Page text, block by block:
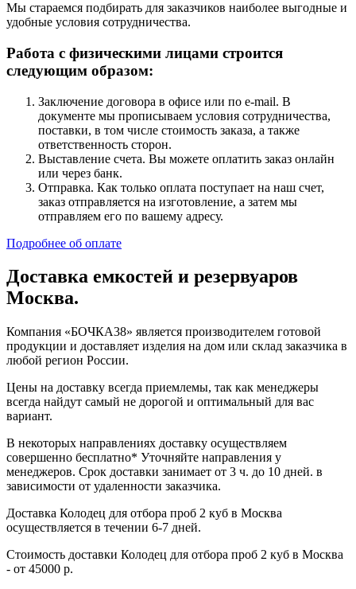
Мы стараемся подбирать для заказчиков наиболее выгодные и
удобные условия сотрудничества.
Работа с физическими лицами строится
следующим образом:
Заключение договора в офисе или по e-mail. В
документе мы прописываем условия сотрудничества,
поставки, в том числе стоимость заказа, а также
ответственность сторон.
Выставление счета. Вы можете оплатить заказ онлайн
или через банк.
Отправка. Как только оплата поступает на наш счет,
заказ отправляется на изготовление, а затем мы
отправляем его по вашему адресу.
Подробнее об оплате
Доставка емкостей и резервуаров
Москва.
Компания «БОЧКА38» является производителем готовой
продукции и доставляет изделия на дом или склад заказчика в
любой регион России.
Цены на доставку всегда приемлемы, так как менеджеры
всегда найдут самый не дорогой и оптимальный для вас
вариант.
В некоторых направлениях доставку осуществляем
совершенно бесплатно* Уточняйте направления у
менеджеров. Срок доставки занимает от 3 ч. до 10 дней. в
зависимости от удаленности заказчика.
Доставка Колодец для отбора проб 2 куб в Москва
осуществляется в течении 6-7 дней.
Стоимость доставки Колодец для отбора проб 2 куб в Москва
- от 45000 р.